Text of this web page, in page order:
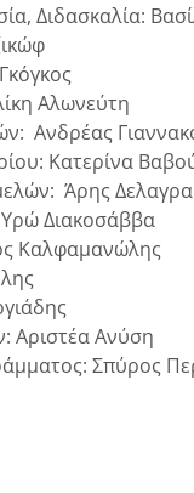
Διδασκαλία:
Αλωνεύτη
Ανδρέας
Κατερίνα
Άρης
Διακοσάββα
Καλφαμανώλης
Αριστέα Ανύση
Σπύρος